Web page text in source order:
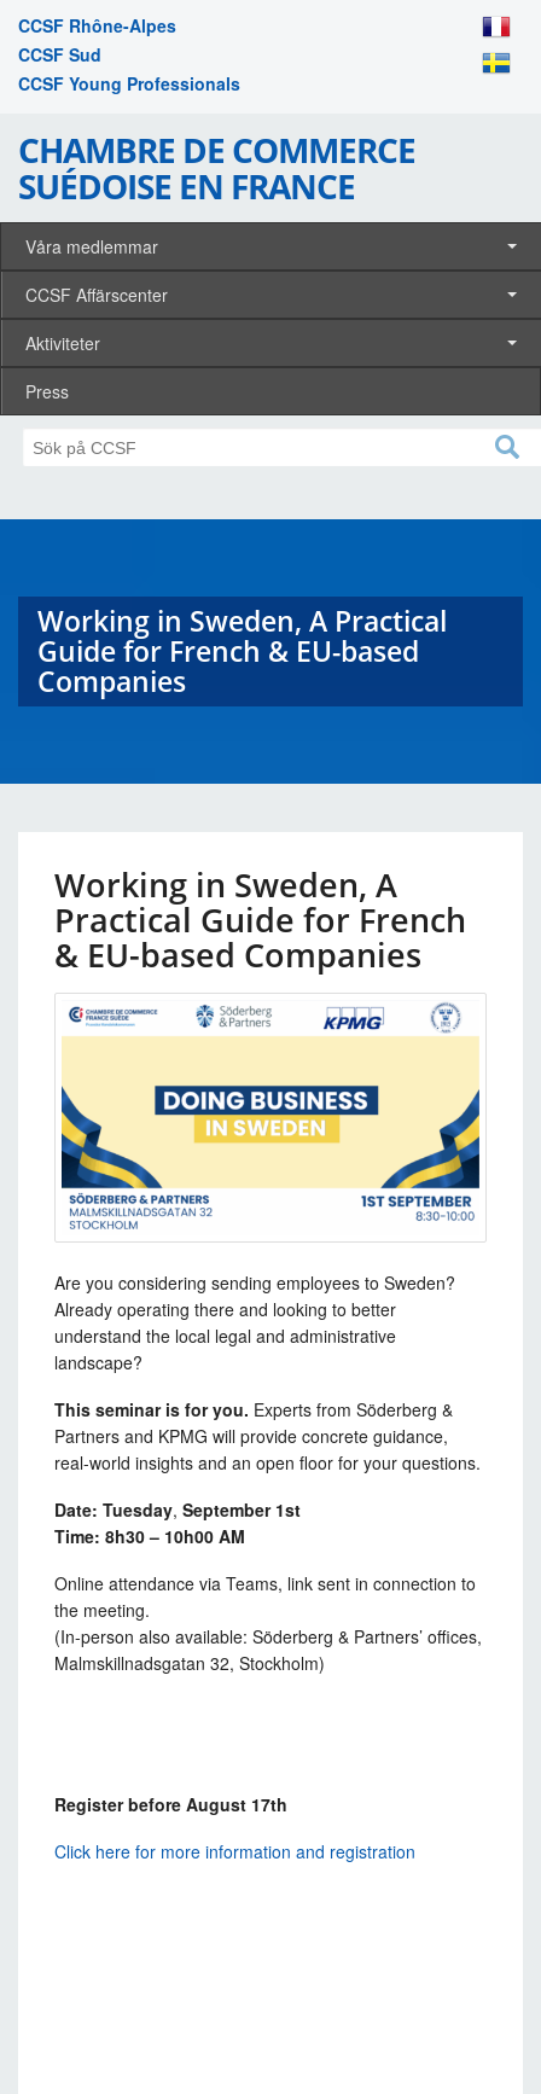
CCSF Rhône-Alpes
CCSF Sud
CCSF Young Professionals
CHAMBRE DE COMMERCE
SUÉDOISE EN FRANCE
Våra medlemmar
CCSF Affärscenter
Aktiviteter
Press
Working in Sweden, A Practical
Guide for French & EU-based
Companies
Working in Sweden, A
Practical Guide for French
& EU-based Companies
Are you considering sending employees to Sweden?
Already operating there and looking to better
understand the local legal and administrative
landscape?
This seminar is for you. Experts from Söderberg &
Partners and KPMG will provide concrete guidance,
real-world insights and an open floor for your questions.
Date: Tuesday, September 1st
Time: 8h30 – 10h00 AM
Online attendance via Teams, link sent in connection to
the meeting.
(In-person also available: Söderberg & Partners’ offices,
Malmskillnadsgatan 32, Stockholm)
Register before August 17th
Click here for more information and registration